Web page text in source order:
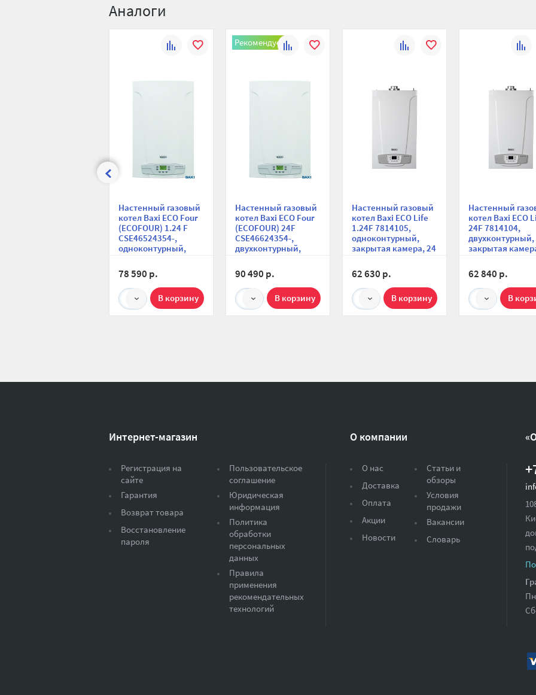
Аналоги
Настенный газовый
котел Baxi ECO Four
(ECOFOUR) 1.24 F
CSE46524354-,
одноконтурный,
кВт, компактный
78 590 р.
1
Рекомендуем
К
Настенный газовый
котел Baxi ECO Four
(ECOFOUR) 24F
CSE46624354-,
двухконтурный,
кВт, компактный
90 490 р.
1
Настенный газовый
котел Baxi ECO Life
1.24F 7814105,
одноконтурный,
закрытая камера, 24
62 630 р.
1
Настенный
котел Baxi ECO
24F 7814104,
двухконтурный,
закрытая
62 840 р.
1
Интернет-магазин
Регистрация на
сайте
Гарантия
Возврат товара
Восстановление
пароля
Пользовательское
соглашение
Юридическая
информация
Политика
обработки
персональных
данных
Правила
применения
рекомендательных
технологий
О компании
О нас
Доставка
Оплата
Акции
Новости
Статьи и
обзоры
Условия
продажи
Вакансии
Словарь